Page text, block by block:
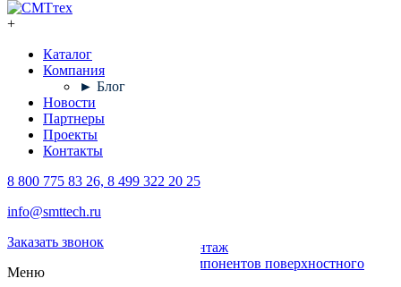
+
Каталог
Компания
► Блог
Новости
Партнеры
Проекты
Контакты
8 800 775 83 26, 8 499 322 20 25
info@smttech.ru
Заказать звонок
Меню
Поверхностный монтаж
Установка компонентов поверхностного